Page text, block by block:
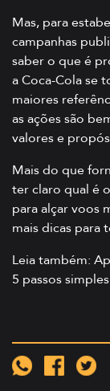
Mas, para
campanhas
saber o que é
a Coca-Cola se
maiores
as ações são
valores e
Mais do que
ter claro qual é
para alçar voos
mais dicas para
Leia também:
5 passos simples